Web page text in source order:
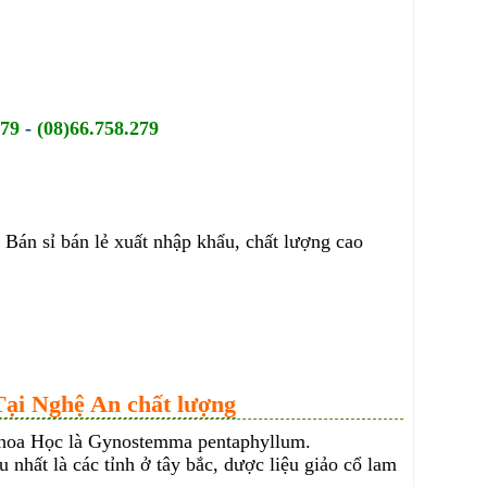
- (08)66.758.279
sỉ bán lẻ xuất nhập khẩu, chất lượng cao
Nghệ An chất lượng
Học là Gynostemma pentaphyllum.
là các tỉnh ở tây bắc, dược liệu giảo cổ lam